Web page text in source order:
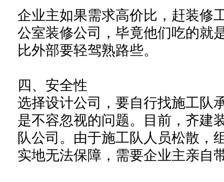
企业主如果需求高价比，赶装修
公室装修公司，毕竟他们吃的就
比外部要轻驾熟路些。
四、 安全性
选择设计公司，要自行找施工队
是不容忽视的问题。目前，齐建
队公司。由于施工队人员松散，
实地无法保障，需要企业主亲自